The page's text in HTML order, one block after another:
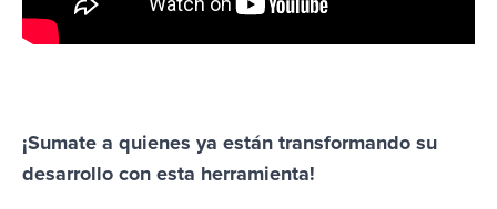
¡Sumate a quienes ya están transformando su
desarrollo con esta herramienta!